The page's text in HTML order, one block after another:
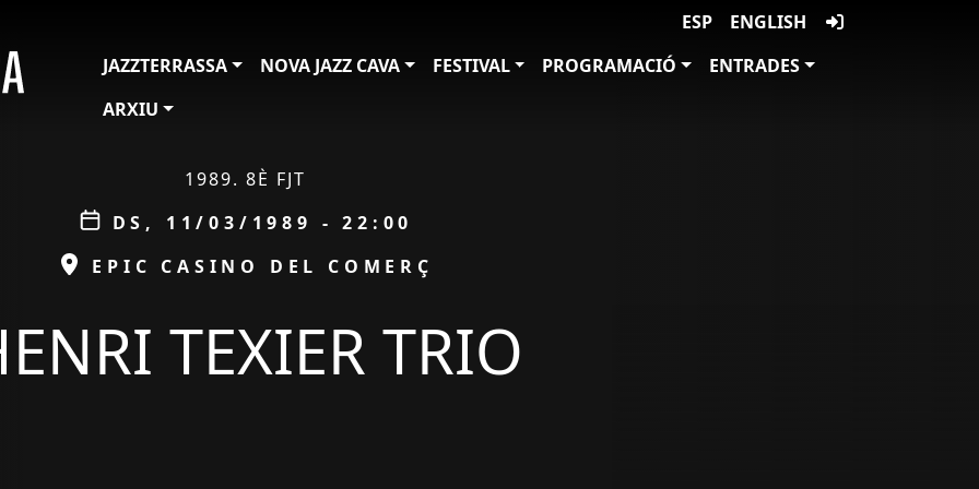
ESP
ENGLISH
JAZZTERRASSA
NOVA JAZZ CAVA FESTIVAL PROGRAMACIÓ
ENTRADES
ARXIU
1989. 8È FJT
Data
DS, 11/03/1989 - 22:00
ESPAI
EPIC CASINO DEL COMERÇ
TEXIER TRIO